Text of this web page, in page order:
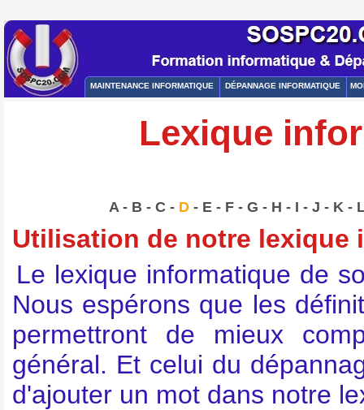
MAINTENANCE INFORMATIQUE DÉPANNAGE INFORMATIQUE
Lexique
A- B -C - D - E - F -G - H - I -J - K -
Utilisation de notre lexique
Le lexique informatique de
Nous espérons que les
permettront de mieux
général. Et celui du
d'ajouter un mot dans notre